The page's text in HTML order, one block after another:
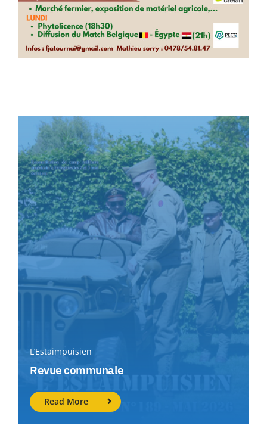
L’Estaimpuisien
Revue communale
Read More